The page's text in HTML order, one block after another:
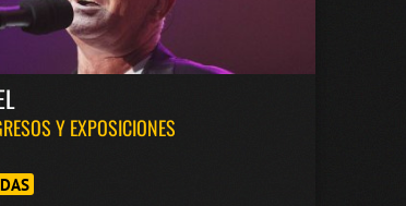
Y EXPOSICIONES